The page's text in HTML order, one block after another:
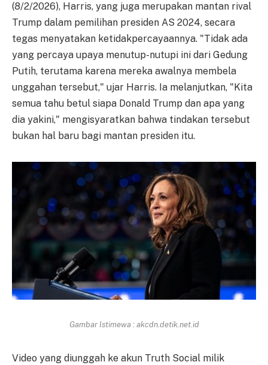
(8/2/2026), Harris, yang juga merupakan mantan rival
Trump dalam pemilihan presiden AS 2024, secara
tegas menyatakan ketidakpercayaannya. "Tidak ada
yang percaya upaya menutup-nutupi ini dari Gedung
Putih, terutama karena mereka awalnya membela
unggahan tersebut," ujar Harris. Ia melanjutkan, "Kita
semua tahu betul siapa Donald Trump dan apa yang
dia yakini," mengisyaratkan bahwa tindakan tersebut
bukan hal baru bagi mantan presiden itu.
Gambar Istimewa : akcdn.detik.net.id
Video yang diunggah ke akun Truth Social milik